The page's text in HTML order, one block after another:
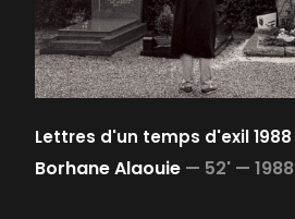
Lettres d'un temps d'exil 1988
Borhane Alaouie — 52' — 1988